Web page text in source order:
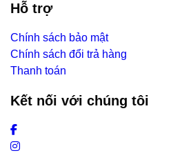
Hỗ trợ
Chính sách bảo mật
Chính sách đổi trả hàng
Thanh toán
Kết nối với chúng tôi
Facebook
Instagram